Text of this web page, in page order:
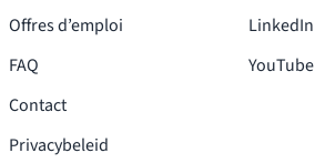
Offres d’emploi
FAQ
Contact
Privacybeleid
LinkedIn
YouTube